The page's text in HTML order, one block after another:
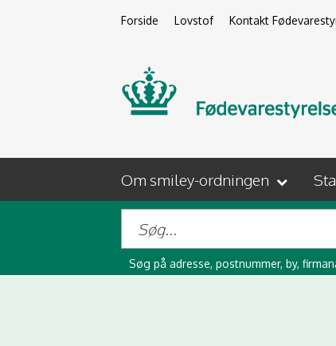
Forside Lovstof Kontakt
Om smiley-ordningen
Søg på adresse, postnummer, by,